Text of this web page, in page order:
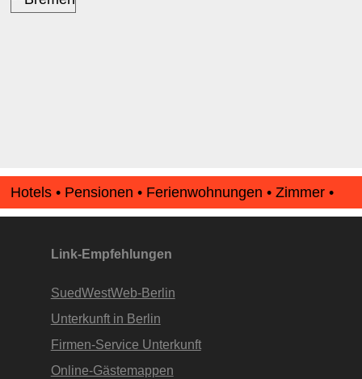
Hotels • Pensionen • Ferienwohnungen • Zimmer •
Apartments • www.Finde-Unterkunft.de
Link-Empfehlungen
SuedWestWeb-Berlin
Unterkunft in Berlin
Firmen-Service Unterkunft
Online-Gästemappen